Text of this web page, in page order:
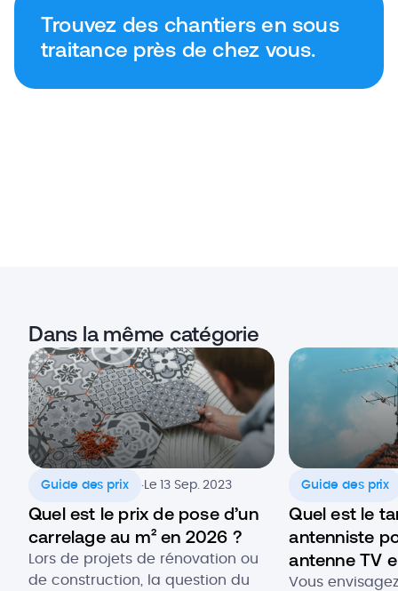
Trouvez des chantiers en sous
traitance près de chez vous.
Dans la même catégorie
Guide des prix Le 13 Sep. 2023
Quel est le prix de pose d’un
carrelage au m² en 2026 ?
Lors de projets de rénovation ou
de construction, la question du
Guide des prix
Quel est le
antenniste
antenne TV
Vous